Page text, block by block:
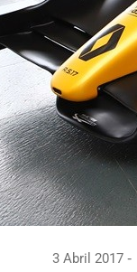
3 Abril 2017